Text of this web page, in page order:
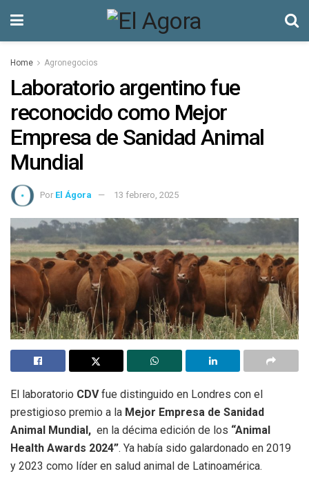
Home Agronegocios
Laboratorio argentino fue
reconocido como Mejor
Empresa de Sanidad Animal
Mundial
Por El Ágora 13 febrero, 2025
El laboratorio CDVfue distinguido en Londres con el
prestigioso premio a la Mejor Empresa de Sanidad
Animal Mundial, en la décima edición de los “Animal
Health Awards 2024”. Ya había sido galardonado en 2019
y 2023 como líder en salud animal de Latinoamérica.